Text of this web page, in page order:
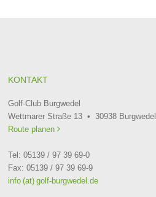
KONTAKT
Golf-Club Burgwedel
Wettmarer Straße 13 • 30938 Burgwedel
Route planen
Tel: 05139 / 97 39 69-0
Fax: 05139 / 97 39 69-9
info (at) golf-burgwedel.de